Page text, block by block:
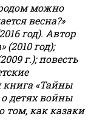
можно
весна?»
год). Автор
(2010 год);
г.); повесть
книга «Тайны
о детях войны
том, как казаки